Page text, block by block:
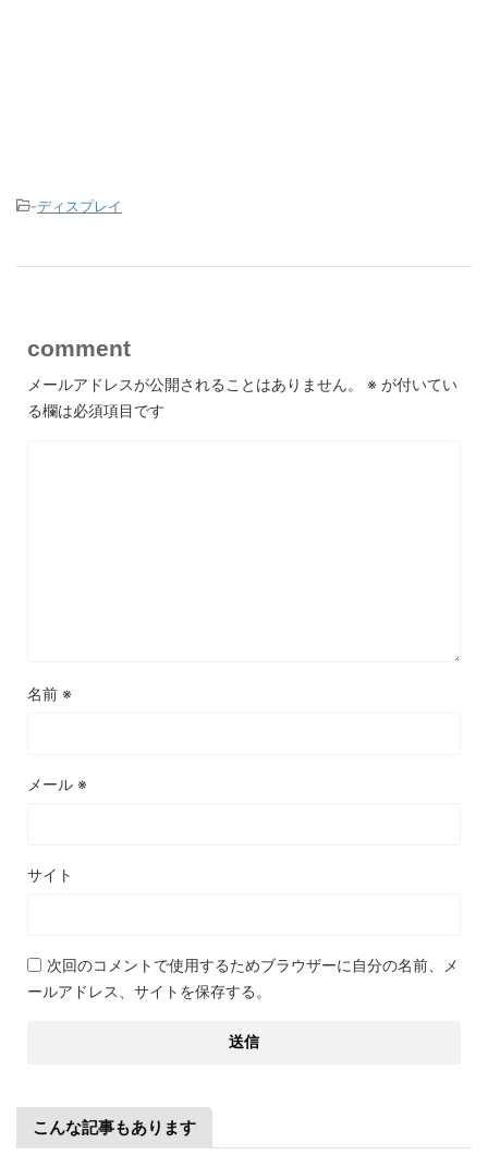
-ディスプレイ
comment
メールアドレスが公開されることはありません。 ※ が付いてい
る欄は必須項目です
名前 ※
メール ※
サイト
次回のコメントで使用するためブラウザーに自分の名前、メ
ールアドレス、サイトを保存する。
こんな記事もあります